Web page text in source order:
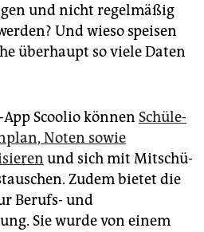
und nicht regelmäßig
Und wieso speisen
überhaupt so viele Daten
Scoo­lio können Schü­le­
Noten sowie
und sich mit Mit­schü­
Zudem bietet die
Berufs- und
Sie wurde von einem